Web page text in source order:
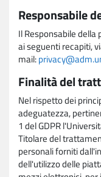
Responsabile
Il Responsabile
ai seguenti recapiti,
mail:
Finalità del
Nel rispetto dei
adeguatezza,
1 del GDPR
Titolare del
personali forniti
dell'utilizzo delle